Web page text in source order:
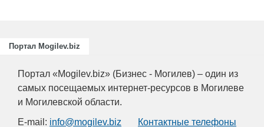
Портал Mogilev.biz
Портал «Mogilev.biz» (Бизнес - Могилев) – один из
самых посещаемых интернет-ресурсов в Могилеве
и Могилевской области.
E-mail: info@mogilev.biz Контактные телефоны